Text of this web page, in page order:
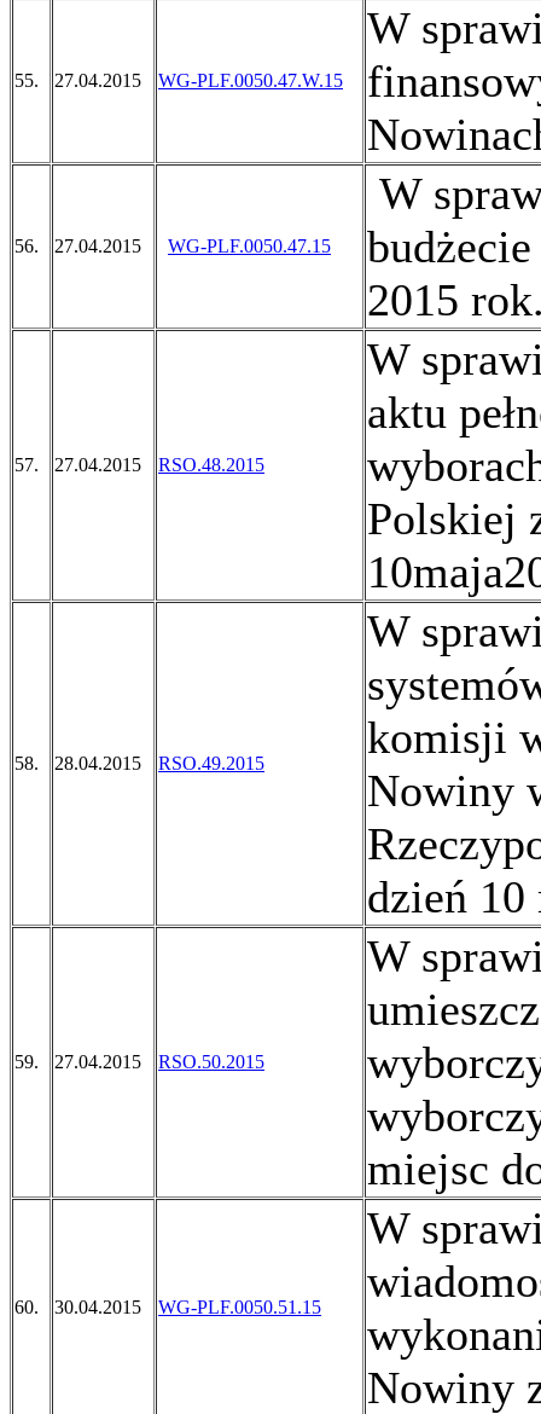
55. 27.04.2015 WG-PLF.0050.47.W.15
W
56. 27.04.2015 WG-PLF.0050.47.15
W
2015
57. 27.04.2015 RSO.48.2015
W
aktu
Polskiej
58. 28.04.2015 RSO.49.2015
W
komisji
Nowiny
dzień 10
59. 27.04.2015 RSO.50.2015
W
miejsc
60. 30.04.2015 WG-PLF.0050.51.15
W
Nowiny